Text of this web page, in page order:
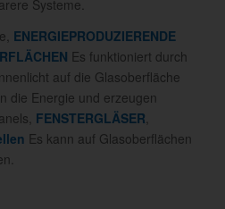
Systeme.
ENERGIEPRODUZIERENDE
Es funktioniert durch
auf die Glasoberfläche
die Energie und erzeugen
FENSTERGLÄSER,
Es kann auf Glasoberflächen